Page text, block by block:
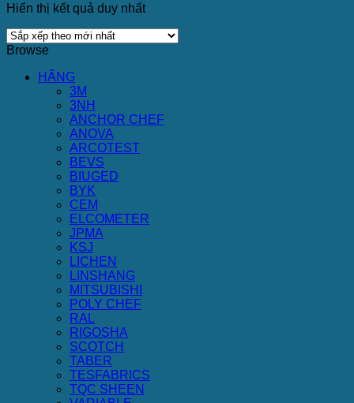
Hiển thị kết quả duy nhất
Browse
HÃNG
3M
3NH
ANCHOR CHEF
ANOVA
ARCOTEST
BEVS
BIUGED
BYK
CEM
ELCOMETER
JPMA
KSJ
LICHEN
LINSHANG
MITSUBISHI
POLY CHEF
RAL
RIGOSHA
SCOTCH
TABER
TESFABRICS
TQC SHEEN